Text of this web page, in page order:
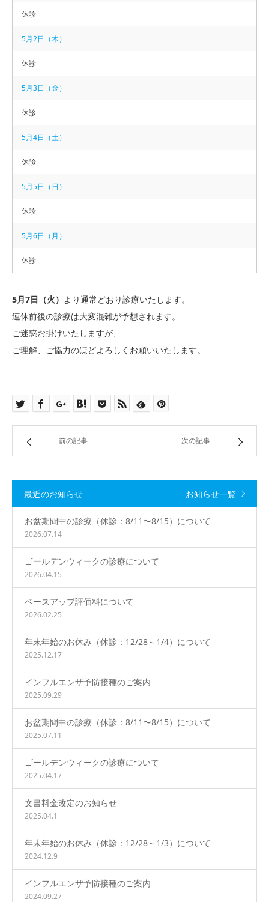
休診
5月2日（木）
休診
5月3日（金）
休診
5月4日（土）
休診
5月5日（日）
休診
5月6日（月）
休診
5月7日（火） より通常どおり診療いたします。
連休前後の診療は大変混雑が予想されます。
ご迷惑お掛けいたしますが、
ご理解、ご協力のほどよろしくお願いいたします。
前の記事 次の記事
最近のお知らせ お知らせ一覧
お盆期間中の診療（休診：8/11〜8/15）について
2026.07.14
ゴールデンウィークの診療について
2026.04.15
ベースアップ評価料について
2026.02.25
年末年始のお休み（休診：12/28～1/4）について
2025.12.17
インフルエンザ予防接種のご案内
2025.09.29
お盆期間中の診療（休診：8/11〜8/15）について
2025.07.11
ゴールデンウィークの診療について
2025.04.17
文書料金改定のお知らせ
2025.04.1
年末年始のお休み（休診：12/28～1/3）について
2024.12.9
インフルエンザ予防接種のご案内
2024.09.27